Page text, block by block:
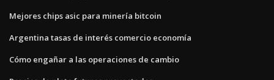
Mejores chips asic para minería bitcoin
Argentina tasas de interés comercio economía
Cómo engañar a las operaciones de cambio